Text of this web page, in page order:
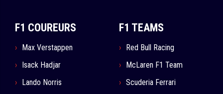
F1 COUREURS
Max Verstappen
Isack Hadjar
Lando Norris
F1 TEAMS
Red Bull Racing
McLaren F1 Team
Scuderia Ferrari